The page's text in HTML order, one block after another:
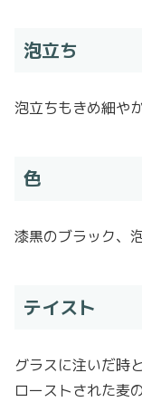
泡立ち
泡立ちもきめ細や
色
漆黒のブラック、
テイスト
グラスに注いだ時
ローストされた麦